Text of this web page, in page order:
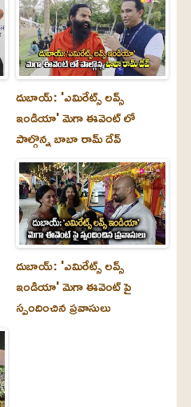
దుబాయ్‌: 'ఎమిరేట్స్ లవ్స్
ఇండియా' మెగా ఈవెంట్ లో
పాల్గొన్న బాబా రామ్ దేవ్
దుబాయ్‌: 'ఎమిరేట్స్ లవ్స్
ఇండియా' మెగా ఈవెంట్ పై
స్పందించిన ప్రవాసులు